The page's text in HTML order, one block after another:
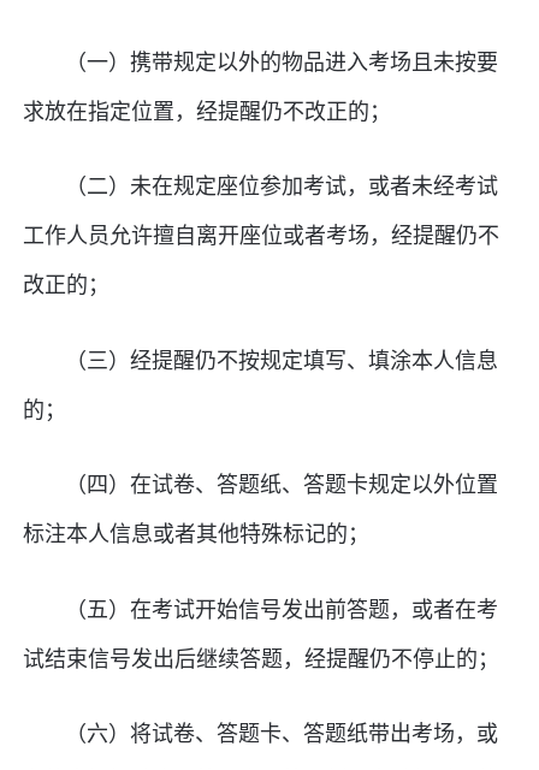
（一）携带规定以外的物品进入考场且未按要
求放在指定位置，经提醒仍不改正的；
（二）未在规定座位参加考试，或者未经考试
工作人员允许擅自离开座位或者考场，经提醒仍不
改正的；
（三）经提醒仍不按规定填写、填涂本人信息
的；
（四）在试卷、答题纸、答题卡规定以外位置
标注本人信息或者其他特殊标记的；
（五）在考试开始信号发出前答题，或者在考
试结束信号发出后继续答题，经提醒仍不停止的；
（六）将试卷、答题卡、答题纸带出考场，或